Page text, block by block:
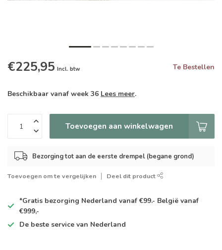
€225,95 Incl. btw Te Bestellen
Beschikbaar vanaf week 36 Lees meer.
Toevoegen aan winkelwagen
Bezorging tot aan de eerste drempel (begane grond)
Toevoegen om te vergelijken Deel dit product
*Gratis bezorging Nederland vanaf €99.- België vanaf
€999,-
De beste service van Nederland